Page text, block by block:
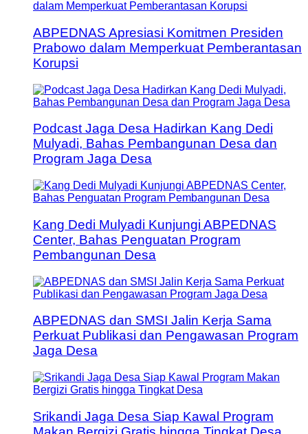
ABPEDNAS Apresiasi Komitmen Presiden
Prabowo dalam Memperkuat Pemberantasan
Korupsi
Podcast Jaga Desa Hadirkan Kang Dedi
Mulyadi, Bahas Pembangunan Desa dan
Program Jaga Desa
Kang Dedi Mulyadi Kunjungi ABPEDNAS
Center, Bahas Penguatan Program
Pembangunan Desa
ABPEDNAS dan SMSI Jalin Kerja Sama
Perkuat Publikasi dan Pengawasan Program
Jaga Desa
Srikandi Jaga Desa Siap Kawal Program